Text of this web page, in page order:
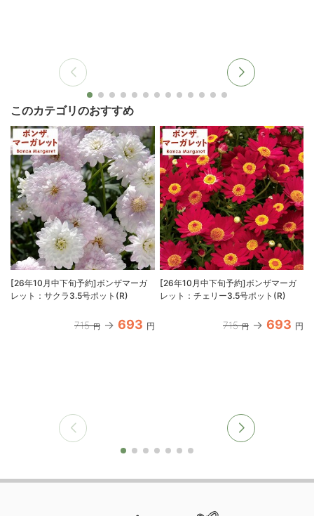
このカテゴリのおすすめ
[26年10月中下旬予約]ボンザマーガ
レット：サクラ3.5号ポット(R)
715 円 693 円
[26年10月中下旬予約]ボンザマーガ
レット：チェリー3.5号ポット(R)
715 円 693 円